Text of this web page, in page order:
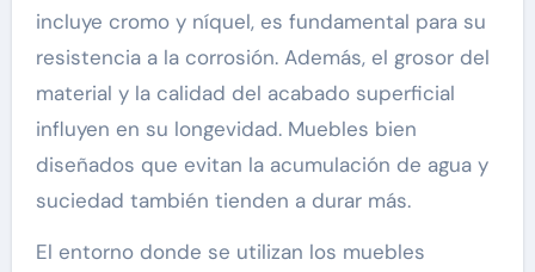
incluye cromo y níquel, es fundamental para su
resistencia a la corrosión. Además, el grosor del
material y la calidad del acabado superficial
influyen en su longevidad. Muebles bien
diseñados que evitan la acumulación de agua y
suciedad también tienden a durar más.
El entorno donde se utilizan los muebles